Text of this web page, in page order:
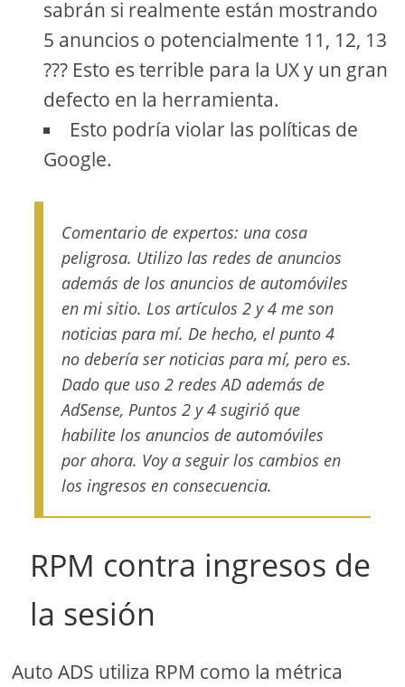
sabrán si realmente están mostrando
5 anuncios o potencialmente 11, 12, 13
??? Esto es terrible para la UX y un gran
defecto en la herramienta.
Esto podría violar las políticas de
Google.
Comentario de expertos: una cosa
peligrosa. Utilizo las redes de anuncios
además de los anuncios de automóviles
en mi sitio. Los artículos 2 y 4 me son
noticias para mí. De hecho, el punto 4
no debería ser noticias para mí, pero es.
Dado que uso 2 redes AD además de
AdSense, Puntos 2 y 4 sugirió que
habilite los anuncios de automóviles
por ahora. Voy a seguir los cambios en
los ingresos en consecuencia.
RPM contra ingresos de
la sesión
Auto ADS utiliza RPM como la métrica